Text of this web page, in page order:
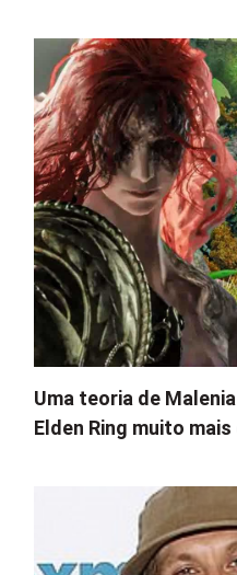
Uma teoria de
Elden Ring muito